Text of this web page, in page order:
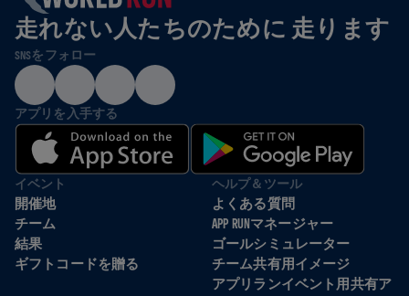
走れない人たちのために 走ります
SNSをフォロー
アプリを入手する
イベント
開催地
チーム
結果
ギフトコードを贈る
ヘルプ＆ツール
よくある質問
APP RUNマネージャー
ゴールシミュレーター
チーム共有用イメージ
アプリランイベント用共有ア